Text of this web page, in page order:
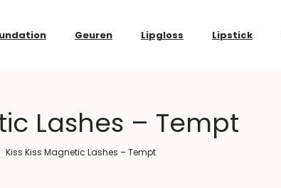
Geuren Lipgloss Lipstick
Lashes – Tempt
Kiss Kiss Magnetic Lashes – Tempt